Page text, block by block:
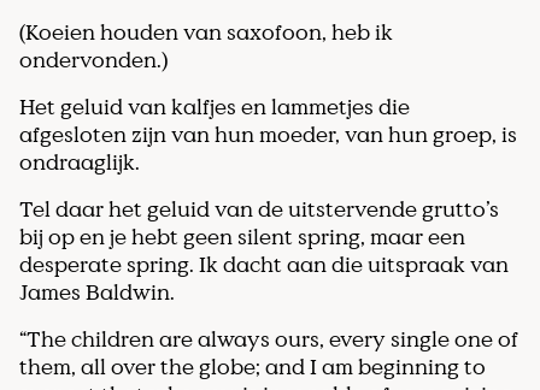
(Koeien houden van saxofoon, heb ik
ondervonden.)
Het geluid van kalfjes en lammetjes die
afgesloten zijn van hun moeder, van hun groep, is
ondraaglijk.
Tel daar het geluid van de uitstervende grutto’s
bij op en je hebt geen silent spring, maar een
desperate spring. Ik dacht aan die uitspraak van
James Baldwin.
“The children are always ours, every single one of
them, all over the globe; and I am beginning to